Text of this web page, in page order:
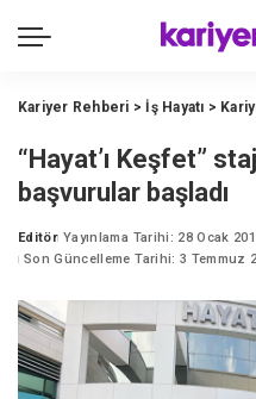
Kariyer Rehberi > İş Hayatı >
“Hayat’ı Keşfet”
başvurular başladı
Posted
by
Editör Yayınlama Tarihi: 28 Ocak
Son Güncelleme Tarihi: 3 Temmuz